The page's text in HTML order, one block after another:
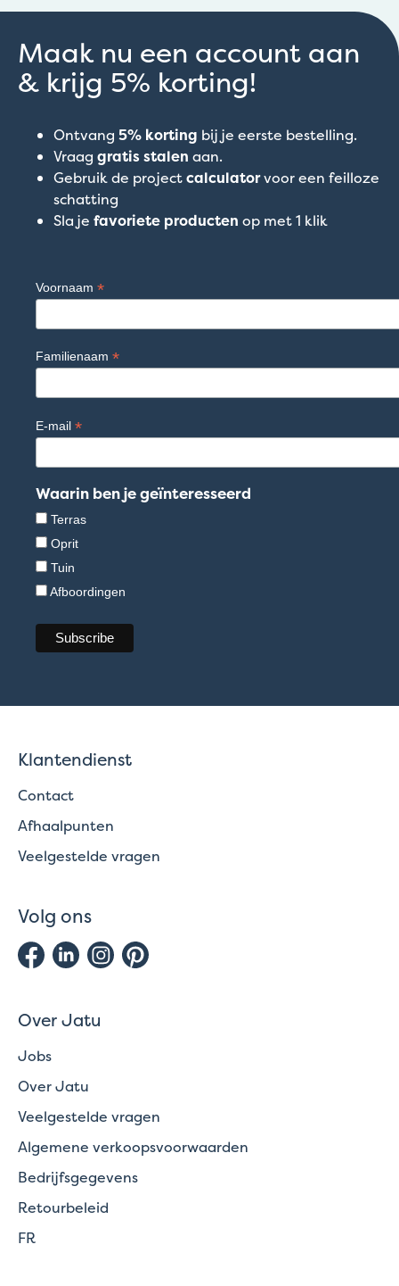
Maak nu een account aan
& krijg 5% korting!
Ontvang 5% korting bij je eerste bestelling.
Vraag gratis stalen aan.
Gebruik de projectcalculatorvoor een feilloze
schatting
Sla je favoriete producten op met 1 klik
Voornaam *
Familienaam *
E-mail *
Waarin ben je geïnteresseerd
Terras
Oprit
Tuin
Afboordingen
Klantendienst
Contact
Afhaalpunten
Veelgestelde vragen
Volg ons
Over Jatu
Jobs
Over Jatu
Veelgestelde vragen
Algemene verkoopsvoorwaarden
Bedrijfsgegevens
Retourbeleid
FR